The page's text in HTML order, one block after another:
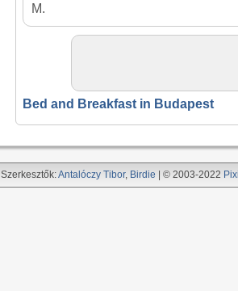
M.
Bed and Breakfast in Budapest
Szerkesztők:Antalóczy Tibor, Birdie | © 2003-2022